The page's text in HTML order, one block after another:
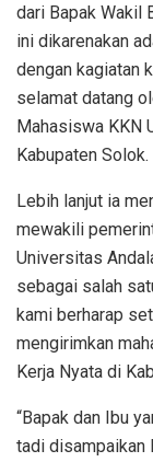
dari Bapak Wakil
ini dikarenakan
dengan kagiatan
selamat datang
Mahasiswa KKN
Kabupaten Solok.
Lebih lanjut ia
mewakili
Universitas
sebagai salah
kami berharap
mengirimkan
Kerja Nyata di
“Bapak dan Ibu
tadi disampaikan